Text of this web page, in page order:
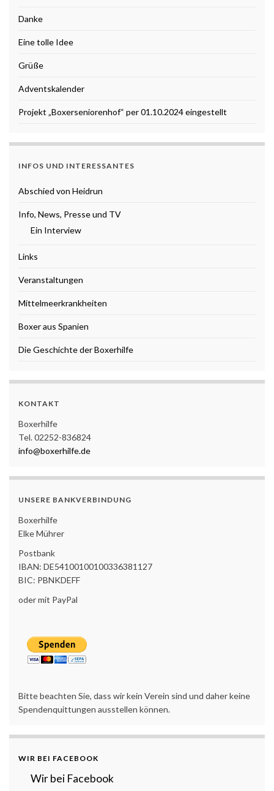
Danke
Eine tolle Idee
Grüße
Adventskalender
Projekt „Boxerseniorenhof“ per 01.10.2024 eingestellt
INFOS UND INTERESSANTES
Abschied von Heidrun
Info, News, Presse und TV
Ein Interview
Links
Veranstaltungen
Mittelmeerkrankheiten
Boxer aus Spanien
Die Geschichte der Boxerhilfe
KONTAKT
Boxerhilfe
Tel. 02252-836824
info@boxerhilfe.de
UNSERE BANKVERBINDUNG
Boxerhilfe
Elke Mührer
Postbank
IBAN: DE54100100100336381127
BIC: PBNKDEFF
oder mit PayPal
Bitte beachten Sie, dass wir kein Verein sind und daher keine
Spendenquittungen ausstellen können.
WIR BEI FACEBOOK
Wir bei Facebook